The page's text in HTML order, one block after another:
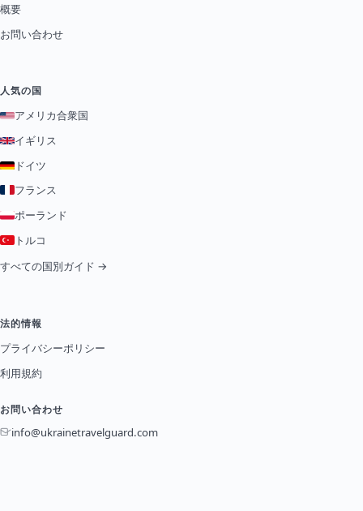
概要
お問い合わせ
人気の国
アメリカ合衆国
イギリス
ドイツ
フランス
ポーランド
トルコ
すべての国別ガイド →
法的情報
プライバシーポリシー
利用規約
お問い合わせ
info@ukrainetravelguard.com